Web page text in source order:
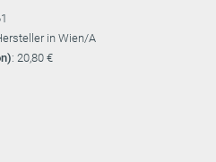
in Wien/A
: 20,80 €